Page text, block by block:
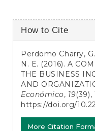
Article
Details
How to Cite
Perdomo Charry,
N. E. (2016). A
THE BUSINESS
AND
Económico, 19(39),
https://doi.org/
More Citation